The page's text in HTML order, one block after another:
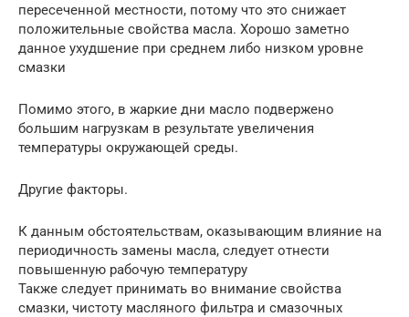
пересеченной местности, потому что это снижает
положительные свойства масла. Хорошо заметно
данное ухудшение при среднем либо низком уровне
смазки
Помимо этого, в жаркие дни масло подвержено
большим нагрузкам в результате увеличения
температуры окружающей среды.
Другие факторы.
К данным обстоятельствам, оказывающим влияние на
периодичность замены масла, следует отнести
повышенную рабочую температуру
Также следует принимать во внимание свойства
смазки, чистоту масляного фильтра и смазочных